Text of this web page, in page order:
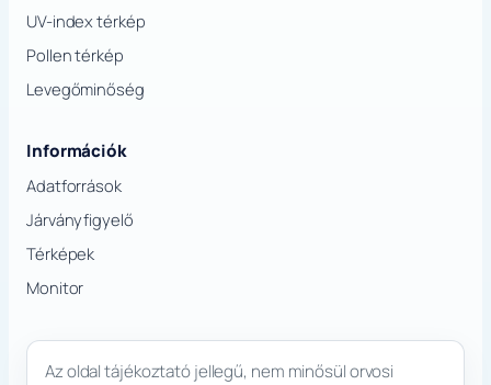
UV-index térkép
Pollen térkép
Levegőminőség
Információk
Adatforrások
Járványfigyelő
Térképek
Monitor
Az oldal tájékoztató jellegű, nem minősül orvosi